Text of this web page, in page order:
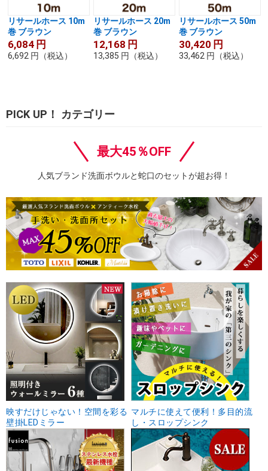
リサールホース 10m
巻 ブラウン
6,084 円
6,692 円 （税込）
リサールホース 20m
巻 ブラウン
12,168 円
13,385 円 （税込）
リサールホース 50m
巻 ブラウン
30,420 円
33,462 円 （税込）
PICK UP！ カテゴリー
最大45％OFF
人気ブランド洗面ボウルと蛇口のセットが超お得！
映すだけじゃない！空間を彩る
壁掛LEDミラー
マルチに使えて便利！多目的流
し・スロップシンク